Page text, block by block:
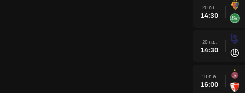
20 ก.ย.
14:30
20 ก.ย.
14:30
10 ต.ค.
16:00